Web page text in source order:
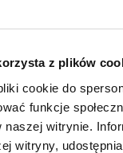
z plików
cookie do
funkcje
naszej witrynie.
witryny,
Smoczki i gryzaki
Frida Smoczki i